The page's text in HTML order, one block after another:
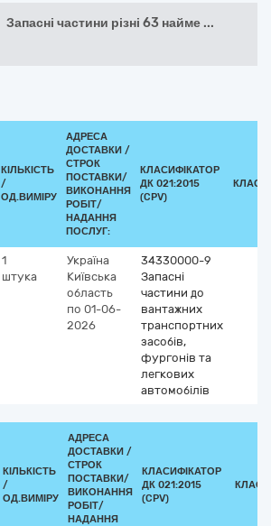
Запасні частини різні 63 найме ...
КІЛЬКІСТЬ
/
ОД.ВИМІРУ
АДРЕСА
ДОСТАВКИ /
СТРОК
ПОСТАВКИ/
ВИКОНАННЯ
РОБІТ/
НАДАННЯ
ПОСЛУГ:
КЛАСИФІКАТОР
ДК 021:2015
(CPV)
1
штука
Україна
Київська
область
по 01-06-
2026
34330000-9
Запасні
частини до
вантажних
транспортних
засобів,
фургонів та
легкових
автомобілів
КІЛЬКІСТЬ
/
ОД.ВИМІРУ
АДРЕСА
ДОСТАВКИ /
СТРОК
ПОСТАВКИ/
ВИКОНАННЯ
РОБІТ/
НАДАННЯ
КЛАСИФІКАТОР
ДК 021:2015
(CPV)